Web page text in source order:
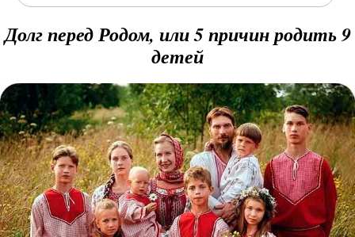
Долг перед Родом, или 5 причин родить 9
детей